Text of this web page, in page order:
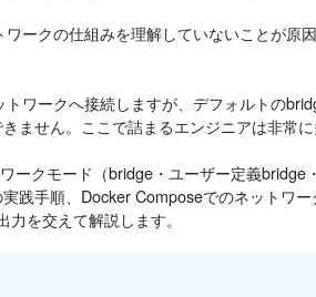
ークの仕組みを理解していないことが原
ワークへ接続しますが、デフォルトの
ません。ここで詰まるエンジニアは非常に
ークモード（bridge・ユーザー定義bridge
践手順、Docker Composeでのネットワー
を交えて解説します。